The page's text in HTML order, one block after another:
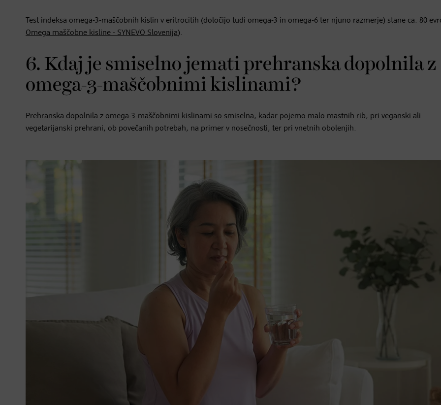
Test indeksa omega-3-maščobnih kislin v eritrocitih (določijo tudi omega-3 in omega-6 ter njuno razmerje) stane ca. 80
Omega maščobne kisline - SYNEVO Slovenija).
6. Kdaj je smiselno jemati prehranska dopolnila z
omega-3-maščobnimi kislinami?
Prehranska dopolnila z omega-3-maščobnimi kislinami so smiselna, kadar pojemo malo mastnih rib, pri veganski ali
vegetarijanski prehrani, ob povečanih potrebah, na primer v nosečnosti, ter pri vnetnih obolenjih.